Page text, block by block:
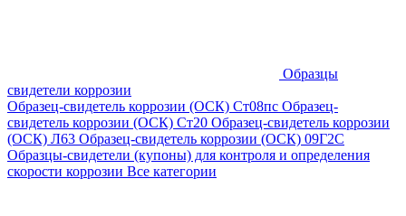
Образцы
свидетели коррозии
Образец-свидетель коррозии (ОСК) Ст08пс Образец-
свидетель коррозии (ОСК) Ст20 Образец-свидетель коррозии
(ОСК) Л63 Образец-свидетель коррозии (ОСК) 09Г2С
Образцы-свидетели (купоны) для контроля и определения
скорости коррозии Все категории